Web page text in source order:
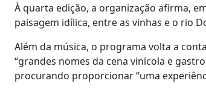
À quarta edição, a organização afirma,
paisagem idílica, entre as vinhas e o rio
Além da música, o programa volta a
“grandes nomes da cena vinícola e
procurando proporcionar “uma